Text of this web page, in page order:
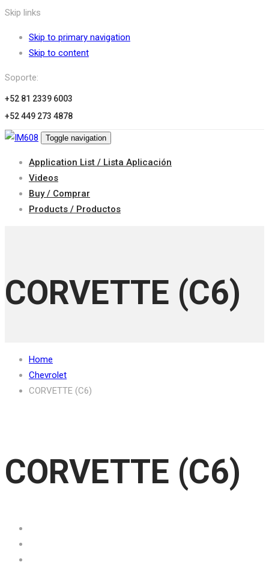
Skip links
Skip to primary navigation
Skip to content
Soporte:
+52 81 2339 6003
+52 449 273 4878
Toggle navigation
Application List / Lista Aplicación
Videos
Buy / Comprar
Products / Productos
CORVETTE (C6)
Home
Chevrolet
CORVETTE (C6)
CORVETTE (C6)